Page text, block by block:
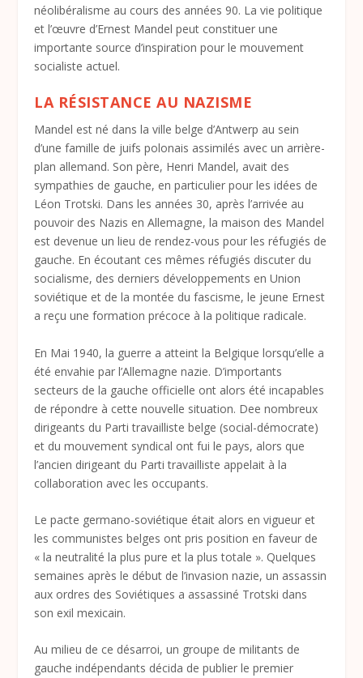
néolibéralisme au cours des années 90. La vie politique
et l’œuvre d’Ernest Mandel peut constituer une
importante source d’inspiration pour le mouvement
socialiste actuel.
LA RÉSISTANCE AU NAZISME
Mandel est né dans la ville belge d’Antwerp au sein
d’une famille de juifs polonais assimilés avec un arrière-
plan allemand. Son père, Henri Mandel, avait des
sympathies de gauche, en particulier pour les idées de
Léon Trotski. Dans les années 30, après l’arrivée au
pouvoir des Nazis en Allemagne, la maison des Mandel
est devenue un lieu de rendez-vous pour les réfugiés de
gauche. En écoutant ces mêmes réfugiés discuter du
socialisme, des derniers développements en Union
soviétique et de la montée du fascisme, le jeune Ernest
a reçu une formation précoce à la politique radicale.
En Mai 1940, la guerre a atteint la Belgique lorsqu’elle a
été envahie par l’Allemagne nazie. D’importants
secteurs de la gauche officielle ont alors été incapables
de répondre à cette nouvelle situation. Dee nombreux
dirigeants du Parti travailliste belge (social-démocrate)
et du mouvement syndical ont fui le pays, alors que
l’ancien dirigeant du Parti travailliste appelait à la
collaboration avec les occupants.
Le pacte germano-soviétique était alors en vigueur et
les communistes belges ont pris position en faveur de
« la neutralité la plus pure et la plus totale ». Quelques
semaines après le début de l’invasion nazie, un assassin
aux ordres des Soviétiques a assassiné Trotski dans
son exil mexicain.
Au milieu de ce désarroi, un groupe de militants de
gauche indépendants décida de publier le premier